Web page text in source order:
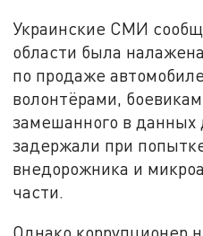
Украинские СМИ
области была
по продаже
волонтёрами,
замешанного в данных
задержали при
внедорожника и
части.